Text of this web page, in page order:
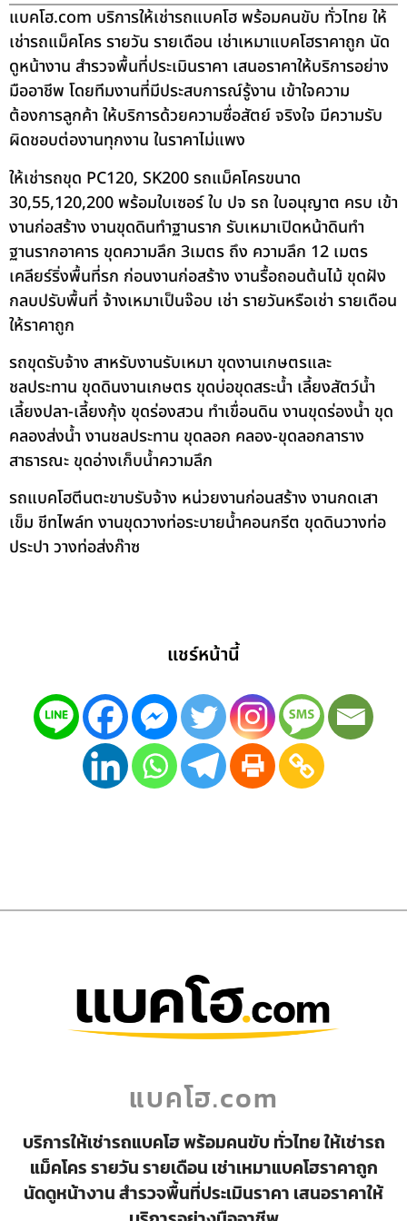
แบคโฮ.com บริการให้เช่ารถแบคโฮ พร้อมคนขับ ทั่วไทย ให้
เช่ารถแม็คโคร รายวัน รายเดือน เช่าเหมาแบคโฮราคาถูก นัด
ดูหน้างาน สำรวจพื้นที่ประเมินราคา เสนอราคาให้บริการอย่าง
มืออาชีพ โดยทีมงานที่มีประสบการณ์รู้งาน เข้าใจความ
ต้องการลูกค้า ให้บริการด้วยความซื่อสัตย์ จริงใจ มีความรับ
ผิดชอบต่องานทุกงาน ในราคาไม่แพง
ให้เช่ารถขุด PC120, SK200 รถแม็คโครขนาด
30,55,120,200 พร้อมใบเซอร์ ใบ ปจ รถ ใบอนุญาต ครบ เข้า
งานก่อสร้าง งานขุดดินทำฐานราก รับเหมาเปิดหน้าดินทำ
ฐานรากอาคาร ขุดความลึก 3เมตร ถึง ความลึก 12 เมตร
เคลียร์ริ่งพื้นที่รก ก่อนงานก่อสร้าง งานรื้อถอนต้นไม้ ขุดฝัง
กลบปรับพื้นที่ จ้างเหมาเป็นจ๊อบ เช่า รายวันหรือเช่า รายเดือน
ให้ราคาถูก
รถขุดรับจ้าง สาหรับงานรับเหมา ขุดงานเกษตรและ
ชลประทาน ขุดดินงานเกษตร ขุดบ่อขุดสระน้ำ เลี้ยงสัตว์น้ำ
เลี้ยงปลา-เลี้ยงกุ้ง ขุดร่องสวน ทำเขื่อนดิน งานขุดร่องน้ำ ขุด
คลองส่งน้ำ งานชลประทาน ขุดลอก คลอง-ขุดลอกลาราง
สาธารณะ ขุดอ่างเก็บน้ำความลึก
รถแบคโฮตีนตะขาบรับจ้าง หน่วยงานก่อนสร้าง งานกดเสา
เข็ม ชีทไพล์ท งานขุดวางท่อระบายน้ำคอนกรีต ขุดดินวางท่อ
ประปา วางท่อส่งก๊าซ
แชร์หน้านี้
แบคโฮ.com
บริการให้เช่ารถแบคโฮ พร้อมคนขับ ทั่วไทย ให้เช่ารถ
แม็คโคร รายวัน รายเดือน เช่าเหมาแบคโฮราคาถูก
นัดดูหน้างาน สำรวจพื้นที่ประเมินราคา เสนอราคาให้